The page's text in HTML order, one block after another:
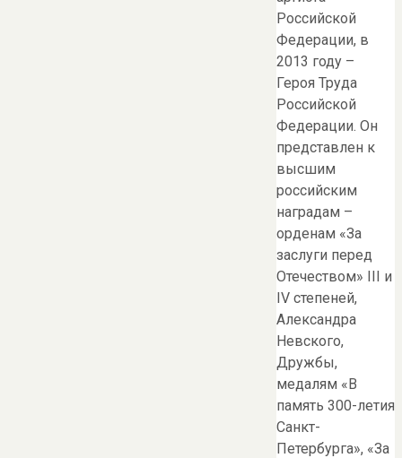
Российской
Федерации, в
2013 году –
Героя Труда
Российской
Федерации. Он
представлен к
высшим
российским
наградам –
орденам «За
заслуги перед
Отечеством» III и
IV степеней,
Александра
Невского,
Дружбы,
медалям «В
память 300-летия
Санкт-
Петербурга», «За